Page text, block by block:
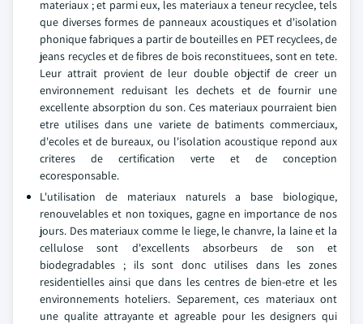
materiaux ; et parmi eux, les materiaux a teneur recyclee, tels
que diverses formes de panneaux acoustiques et d'isolation
phonique fabriques a partir de bouteilles en PET recyclees, de
jeans recycles et de fibres de bois reconstituees, sont en tete.
Leur attrait provient de leur double objectif de creer un
environnement reduisant les dechets et de fournir une
excellente absorption du son. Ces materiaux pourraient bien
etre utilises dans une variete de batiments commerciaux,
d'ecoles et de bureaux, ou l'isolation acoustique repond aux
criteres de certification verte et de conception
ecoresponsable.
L'utilisation de materiaux naturels a base biologique,
renouvelables et non toxiques, gagne en importance de nos
jours. Des materiaux comme le liege, le chanvre, la laine et la
cellulose sont d'excellents absorbeurs de son et
biodegradables ; ils sont donc utilises dans les zones
residentielles ainsi que dans les centres de bien-etre et les
environnements hoteliers. Separement, ces materiaux ont
une qualite attrayante et agreable pour les designers qui